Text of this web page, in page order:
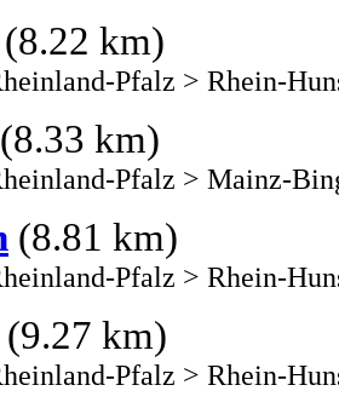
(8.22 km)
Pfalz > Rhein-
(8.33 km)
Pfalz > Mainz-
(8.81 km)
Pfalz > Rhein-
(9.27 km)
Pfalz > Rhein-